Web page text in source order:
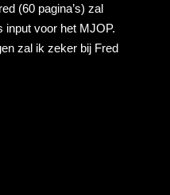
(60 pagina’s) zal
input voor het MJOP.
zal ik zeker bij Fred